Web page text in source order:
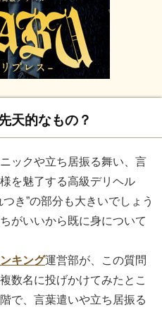
天的なもの？
ックや立ち居振る舞い、言
を魅了する高級デリヘル
き”の部分も大きいでしょう
がいいから既に身について
キング運営部が、この質問
数名に投げかけてみたとこ
で、言葉遣いや立ち居振る